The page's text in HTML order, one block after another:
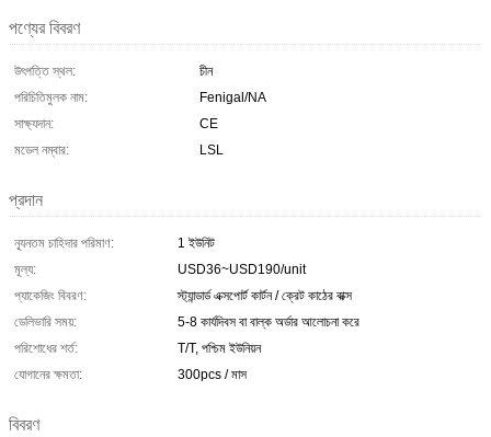
পণ্যের বিবরণ
উৎপত্তি স্থল:
চীন
পরিচিতিমুলক নাম:
Fenigal/NA
সাক্ষ্যদান:
CE
মডেল নম্বার:
LSL
প্রদান
ন্যূনতম চাহিদার পরিমাণ:
1 ইউনিট
মূল্য:
USD36~USD190/unit
প্যাকেজিং বিবরণ:
স্ট্যান্ডার্ড এক্সপোর্ট কার্টন / ক্রেট কাঠের বাক্স
ডেলিভারি সময়:
5-8 কার্যদিবস বা বাল্ক অর্ডার আলোচনা করে
পরিশোধের শর্ত:
T/T, পশ্চিম ইউনিয়ন
যোগানের ক্ষমতা:
300pcs / মাস
বিবরণ